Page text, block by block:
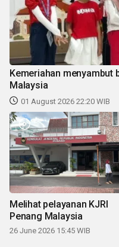
Kemeriahan menyambut
Malaysia
01 August 2026 22:20 WIB
Melihat pelayanan KJRI
Penang Malaysia
26 June 2026 15:45 WIB